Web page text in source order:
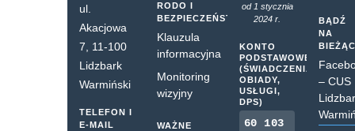
ul.
Akacjowa
7, 11-100
Lidzbark
Warmiński
TELEFON I
E-MAIL
RODO I
BEZPIECZEŃSTWO
Klauzula
informacyjna
Monitoring
wizyjny
WAŻNE
od 1 stycznia
2024 r.
KONTO
PODSTAWOWE
(ŚWIADCZENIA,
OBIADY,
USŁUGI,
DPS)
60 103
BĄDŹ
NA
– CUS